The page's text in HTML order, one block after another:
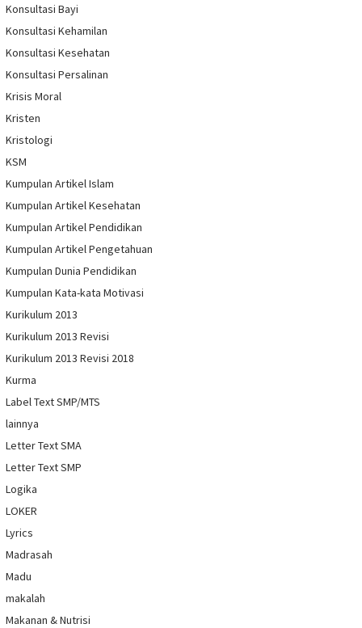
Konsultasi Bayi
Konsultasi Kehamilan
Konsultasi Kesehatan
Konsultasi Persalinan
Krisis Moral
Kristen
Kristologi
KSM
Kumpulan Artikel Islam
Kumpulan Artikel Kesehatan
Kumpulan Artikel Pendidikan
Kumpulan Artikel Pengetahuan
Kumpulan Dunia Pendidikan
Kumpulan Kata-kata Motivasi
Kurikulum 2013
Kurikulum 2013 Revisi
Kurikulum 2013 Revisi 2018
Kurma
Label Text SMP/MTS
lainnya
Letter Text SMA
Letter Text SMP
Logika
LOKER
Lyrics
Madrasah
Madu
makalah
Makanan & Nutrisi